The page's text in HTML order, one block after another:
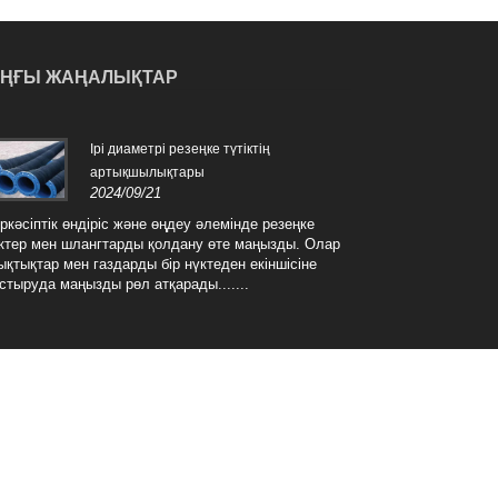
ЖАҢАЛЫҚТАР
Ірі диаметрі резеңке түтіктің
артықшылықтары
2024/09/21
өндіріс және өңдеу әлемінде резеңке
мен шлангтарды қолдану өте маңызды. Олар
мен газдарды бір нүктеден екіншісіне
маңызды рөл атқарады.......